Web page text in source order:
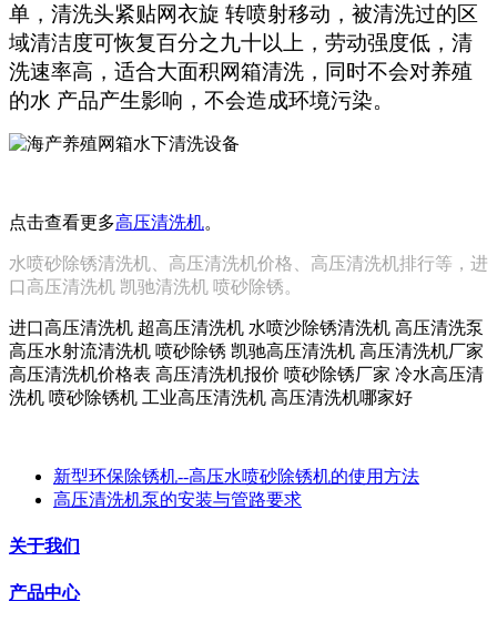
单，清洗头紧贴网衣旋 转喷射移动，被清洗过的区
域清洁度可恢复百分之九十以上，劳动强度低，清
洗速率高，适合大面积网箱清洗，同时不会对养殖
的水 产品产生影响，不会造成环境污染。
点击查看更多高压清洗机。
水喷砂除锈清洗机、高压清洗机价格、高压清洗机排行等，进
口高压清洗机 凯驰清洗机 喷砂除锈。
进口高压清洗机 超高压清洗机 水喷沙除锈清洗机 高压清洗泵
高压水射流清洗机 喷砂除锈 凯驰高压清洗机 高压清洗机厂家
高压清洗机价格表 高压清洗机报价 喷砂除锈厂家 冷水高压清
洗机 喷砂除锈机 工业高压清洗机 高压清洗机哪家好
新型环保除锈机--高压水喷砂除锈机的使用方法
高压清洗机泵的安装与管路要求
关于我们
产品中心